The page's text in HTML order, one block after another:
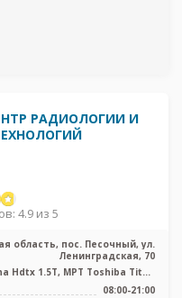
РАДИОЛОГИИ И
4.9 из 5
область, пос. Песочный, ул.
Ленинградская, 70
Hdtx 1.5T, МРТ Toshiba Titan
Vantage 1.5T, МРТ Toshiba Ti ...
08:00-21:00